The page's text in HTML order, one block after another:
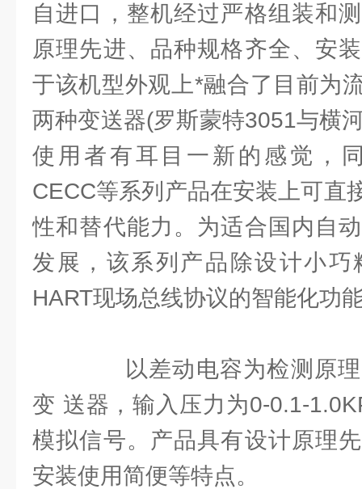
自进口，整机经过严格组装和
原理先进、品种规格齐全、安
于该机型外观上*融合了目前为
两种变送器(罗斯蒙特3051与横
使用者有耳目一新的感觉，
CECC等系列产品在安装上可直
性和替代能力。为适合国内自
发展，该系列产品除设计小
HART现场总线协议的智能化功
以差动电容为检测原理
变 送器，输入压力为0-0.1-
模拟信号。产品具有设计原理
安装使用简便等特点。